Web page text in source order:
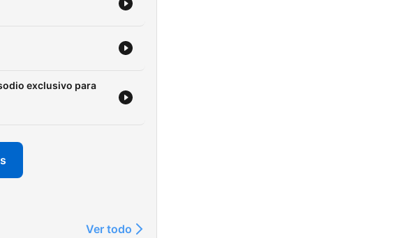
exclusivo para
Ver todo